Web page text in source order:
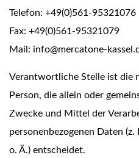
Telefon: +49(0)561-95321076
Fax: +49(0)561-95321079
Mail: info@mercatone-
Verantwortliche Stelle ist die
Person, die allein oder
Zwecke und Mittel der
personenbezogenen Daten
o. Ä.) entscheidet.